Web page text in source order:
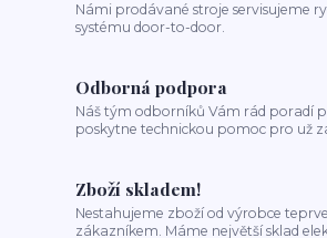
Námi prodávané stroje servisujeme
systému door-to-door.
Odborná podpora
Náš tým odborníků Vám rád poradí
poskytne technickou pomoc pro už
Zboží skladem!
Nestahujeme zboží od výrobce
zákazníkem. Máme největší sklad